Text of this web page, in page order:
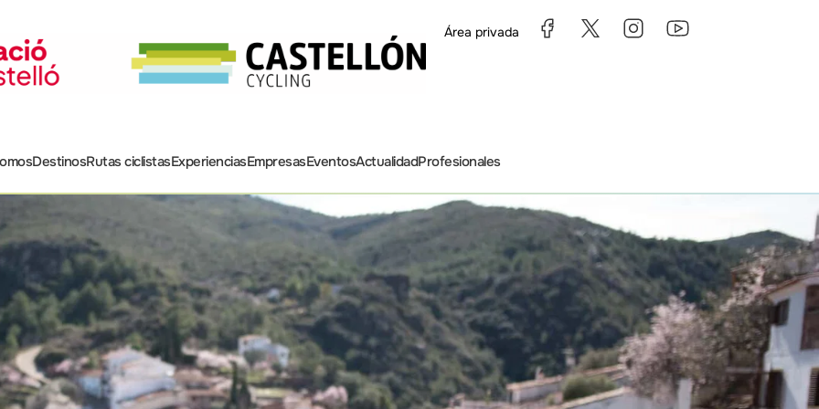
Área privada
DestinosRutas ciclistasExperienciasEmpresasEventosActualidadProfesionales